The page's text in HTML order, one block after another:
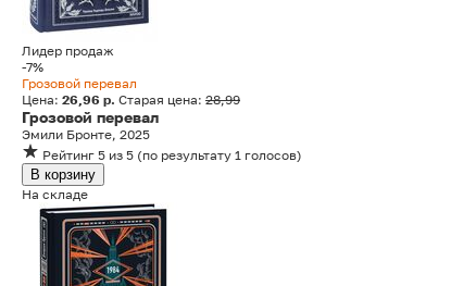
Лидер продаж
-7%
Грозовой перевал
Цена: 26,96 р. Старая цена: 28,99
Грозовой перевал
Эмили Бронте, 2025
Рейтинг 5 из 5 (по результату 1 голосов)
В корзину
На складе